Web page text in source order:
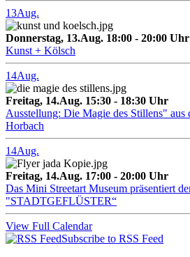
13Aug.
Donnerstag, 13.Aug. 18:00 - 20:00 Uhr
Kunst + Kölsch
14Aug.
Freitag, 14.Aug. 15:30 - 18:30 Uhr
Ausstellung: Die Magie des Stillens" aus
Horbach
14Aug.
Freitag, 14.Aug. 17:00 - 20:00 Uhr
Das Mini Streetart Museum präsentiert
"STADTGEFLÜSTER“
View Full Calendar
Subscribe to RSS Feed